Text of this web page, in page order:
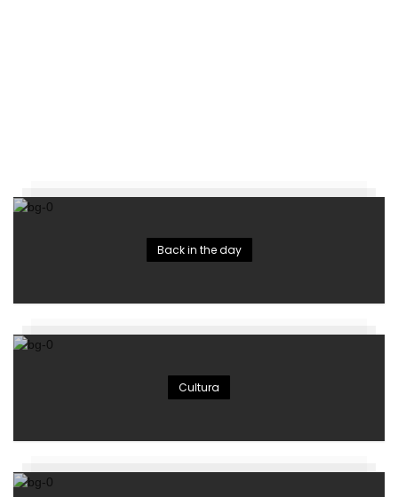
Back in the day
Cultura